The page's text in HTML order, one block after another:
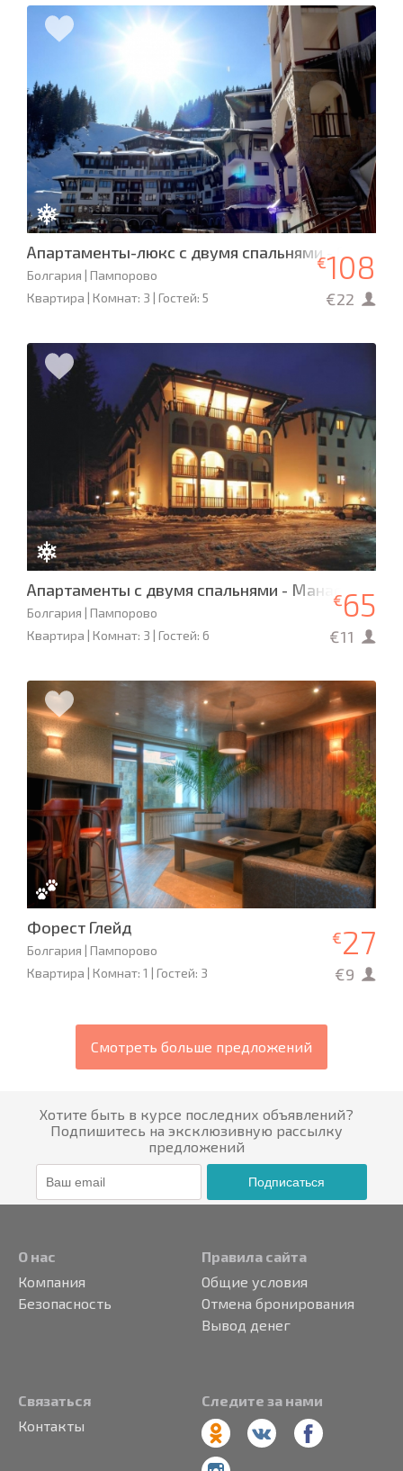
Апартаменты-люкс с двумя спальнями - Гранд
Болгария | Пампорово
Квартира | Комнат: 3 | Гостей: 5
€108
€22
Апартаменты с двумя спальнями - Манастира 2
Болгария | Пампорово
Квартира | Комнат: 3 | Гостей: 6
€65
€11
Форест Глейд
Болгария | Пампорово
Квартира | Комнат: 1 | Гостей: 3
€27
€9
Смотреть больше предложений
Хотите быть в курсе последних объявлений?
Подпишитесь на эксклюзивную рассылку
предложений
Подписаться
О нас
Компания
Безопасность
Правила сайта
Общие условия
Отмена бронирования
Вывод денег
Связаться
Контакты
Следите за нами